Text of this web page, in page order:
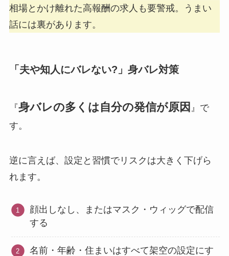
相場とかけ離れた高報酬の求人も要警戒。うまい
話には裏があります。
「夫や知人にバレない?」身バレ対策
『身バレの多くは自分の発信が原因 』で
す。
逆に言えば、設定と習慣でリスクは大きく下げら
れます。
顔出しなし、またはマスク・ウィッグで配信
する
名前・年齢・住まいはすべて架空の設定にす